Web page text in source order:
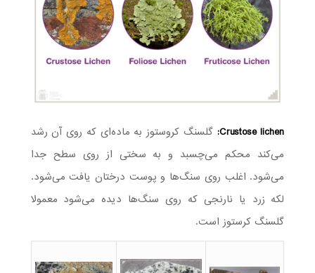
Crustose lichen: گلسنگ کروستوز به ماده‌ای که روی آن رشد
می‌کند محکم می‌چسبد و به سختی از روی سطح جدا
می‌شود. اغلب روی سنگ‌ها و پوست درختان یافت می‌شود.
لکه زرد یا نارنجی که روی سنگ‌ها دیده می‌شود معمولا
گلسنگ کرستوز است.